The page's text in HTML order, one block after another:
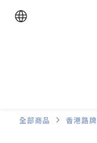
全部商品 香港路牌